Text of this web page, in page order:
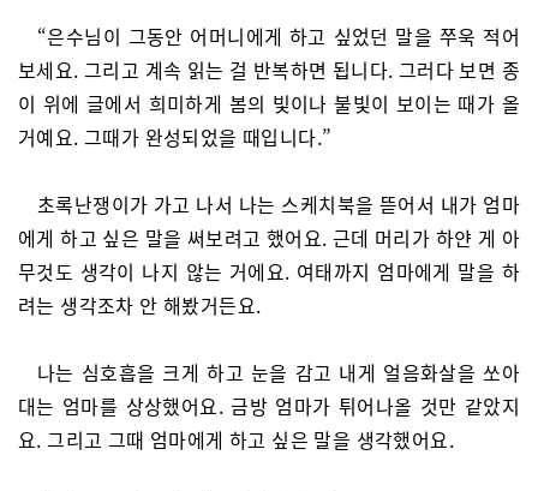
“은수님이 그동안 어머니에게 하고 싶었던 말을 쭈욱 적어
보세요. 그리고 계속 읽는 걸 반복하면 됩니다. 그러다 보면 종
이 위에 글에서 희미하게 봄의 빛이나 불빛이 보이는 때가 올
거예요. 그때가 완성되었을 때입니다.”
초록난쟁이가 가고 나서 나는 스케치북을 뜯어서 내가 엄마
에게 하고 싶은 말을 써보려고 했어요. 근데 머리가 하얀 게 아
무것도 생각이 나지 않는 거에요. 여태까지 엄마에게 말을 하
려는 생각조차 안 해봤거든요.
나는 심호흡을 크게 하고 눈을 감고 내게 얼음화살을 쏘아
대는 엄마를 상상했어요. 금방 엄마가 튀어나올 것만 같았지
요. 그리고 그때 엄마에게 하고 싶은 말을 생각했어요.